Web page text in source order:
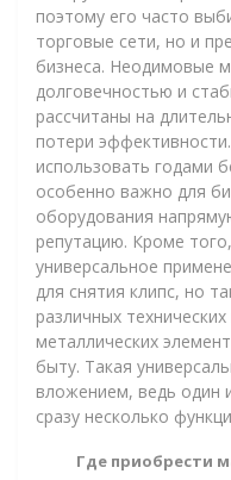
поэтому его часто
торговые сети, но и
бизнеса. Неодимовые
долговечностью и
рассчитаны на
потери
использовать годами
особенно важно для
оборудования
репутацию. Кроме
универсальное
для снятия клипс, но
различных
металлических
быту. Такая
вложением, ведь один
сразу несколько
Где приобрести